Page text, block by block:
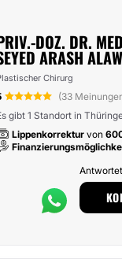
DOZ. DR.
ARASH
Chirurg
(33
gibt 1 Standort in
Lippenkorrektur von